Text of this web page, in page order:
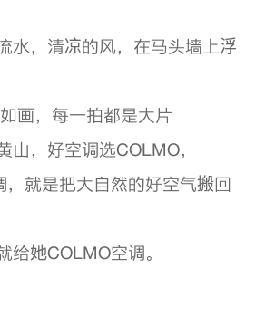
水，清凉的风，在马头墙上浮
画，每一拍都是大片
山，好空调选COLMO，
，就是把大自然的好空气搬回
给她COLMO空调。